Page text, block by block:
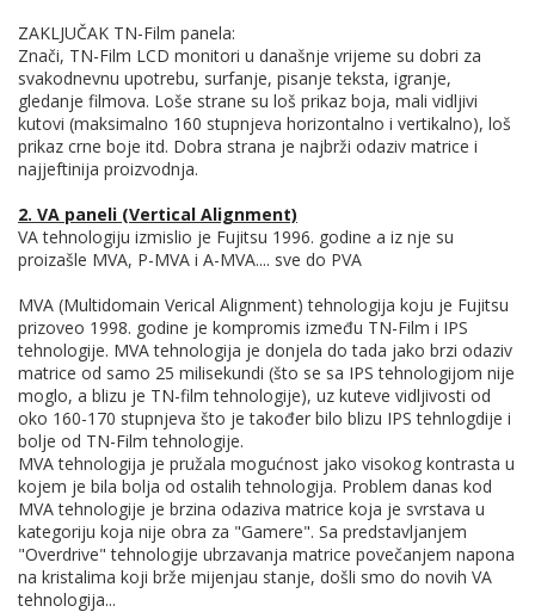
ZAKLJUČAK TN-Film panela:
Znači, TN-Film LCD monitori u današnje vrijeme su dobri za
svakodnevnu upotrebu, surfanje, pisanje teksta, igranje,
gledanje filmova. Loše strane su loš prikaz boja, mali vidljivi
kutovi (maksimalno 160 stupnjeva horizontalno i vertikalno), loš
prikaz crne boje itd. Dobra strana je najbrži odaziv matrice i
najjeftinija proizvodnja.
2. VA paneli (Vertical Alignment)
VA tehnologiju izmislio je Fujitsu 1996. godine a iz nje su
proizašle MVA, P-MVA i A-MVA.... sve do PVA
MVA (Multidomain Verical Alignment) tehnologija koju je Fujitsu
prizoveo 1998. godine je kompromis između TN-Film i IPS
tehnologije. MVA tehnologija je donjela do tada jako brzi odaziv
matrice od samo 25 milisekundi (što se sa IPS tehnologijom nije
moglo, a blizu je TN-film tehnologije), uz kuteve vidljivosti od
oko 160-170 stupnjeva što je također bilo blizu IPS tehnlogdije i
bolje od TN-Film tehnologije.
MVA tehnologija je pružala mogućnost jako visokog kontrasta u
kojem je bila bolja od ostalih tehnologija. Problem danas kod
MVA tehnologije je brzina odaziva matrice koja je svrstava u
kategoriju koja nije obra za "Gamere". Sa predstavljanjem
"Overdrive" tehnologije ubrzavanja matrice povečanjem napona
na kristalima koji brže mijenjau stanje, došli smo do novih VA
tehnologija...